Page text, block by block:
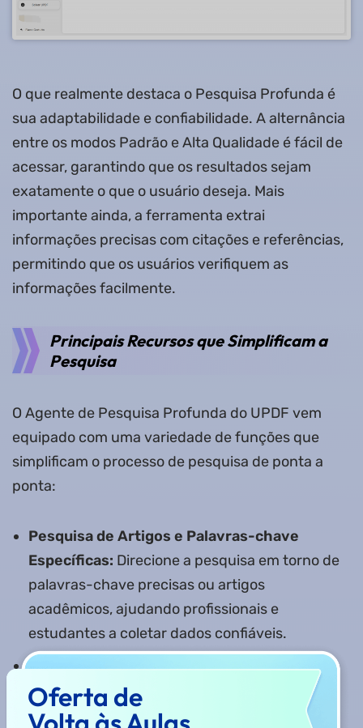
O que realmente destaca o Pesquisa Profunda é
sua adaptabilidade e confiabilidade. A alternância
entre os modos Padrão e Alta Qualidade é fácil de
acessar, garantindo que os resultados sejam
exatamente o que o usuário deseja. Mais
importante ainda, a ferramenta extrai
informações precisas com citações e referências,
permitindo que os usuários verifiquem as
informações facilmente.
Principais Recursos que Simplificam a
Pesquisa
O Agente de Pesquisa Profunda do UPDF vem
equipado com uma variedade de funções que
simplificam o processo de pesquisa de ponta a
ponta:
Pesquisa de Artigos e Palavras-chave
Específicas: Direcione a pesquisa em torno de
palavras-chave precisas ou artigos
acadêmicos, ajudando profissionais e
estudantes a coletar dados confiáveis.
Processamento de Detalhes
Extraídos:Organize automaticamente
descobertas brutas em resumos e relatórios
Oferta de